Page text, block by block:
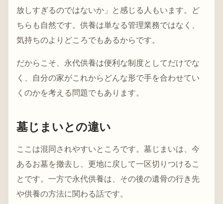
放しすぎるのではないか」と感じる人もいます。ど
ちらも自然です。供養は単なる管理業務ではなく、
気持ちのよりどころでもあるからです。
だからこそ、永代供養は便利な制度としてだけでな
く、自分の家がこれからどんな形で手を合わせてい
くのかを考える問題でもあります。
墓じまいとの違い
ここは混同されやすいところです。墓じまいは、今
あるお墓を撤去し、更地に戻して一区切りつけるこ
とです。一方で永代供養は、その後の遺骨の行き先
や供養の方法に関わる話です。